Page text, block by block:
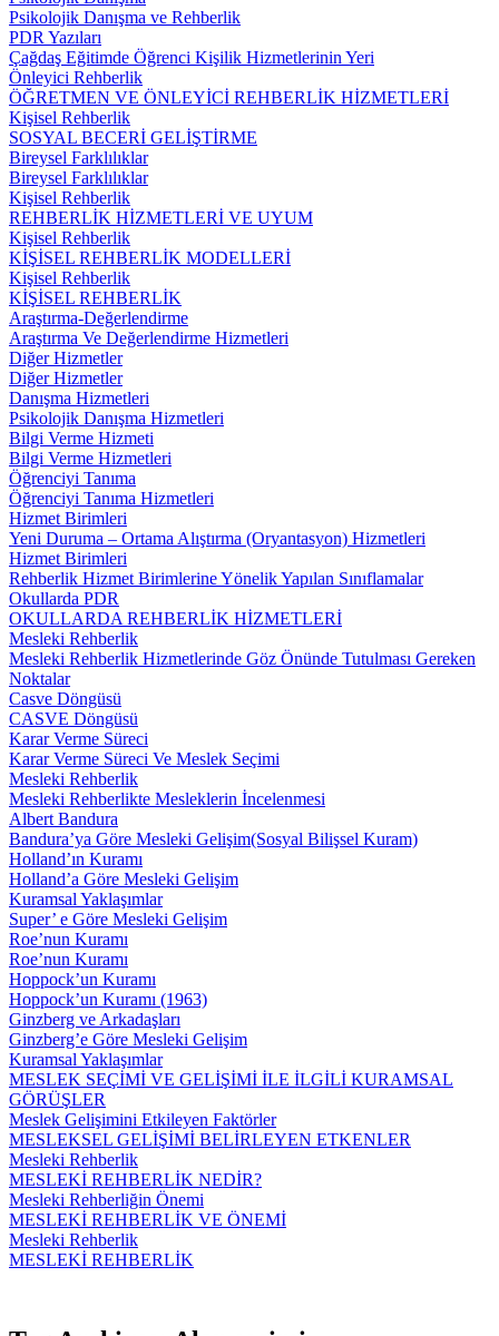
Psikolojik Danışma ve Rehberlik
PDR Yazıları
Çağdaş Eğitimde Öğrenci Kişilik Hizmetlerinin Yeri
Önleyici Rehberlik
ÖĞRETMEN VE ÖNLEYİCİ REHBERLİK HİZMETLERİ
Kişisel Rehberlik
SOSYAL BECERİ GELİŞTİRME
Bireysel Farklılıklar
Bireysel Farklılıklar
Kişisel Rehberlik
REHBERLİK HİZMETLERİ VE UYUM
Kişisel Rehberlik
KİŞİSEL REHBERLİK MODELLERİ
Kişisel Rehberlik
KİŞİSEL REHBERLİK
Araştırma-Değerlendirme
Araştırma Ve Değerlendirme Hizmetleri
Diğer Hizmetler
Diğer Hizmetler
Danışma Hizmetleri
Psikolojik Danışma Hizmetleri
Bilgi Verme Hizmeti
Bilgi Verme Hizmetleri
Öğrenciyi Tanıma
Öğrenciyi Tanıma Hizmetleri
Hizmet Birimleri
Yeni Duruma – Ortama Alıştırma (Oryantasyon) Hizmetleri
Hizmet Birimleri
Rehberlik Hizmet Birimlerine Yönelik Yapılan Sınıflamalar
Okullarda PDR
OKULLARDA REHBERLİK HİZMETLERİ
Mesleki Rehberlik
Mesleki Rehberlik Hizmetlerinde Göz Önünde Tutulması Gereken
Noktalar
Casve Döngüsü
CASVE Döngüsü
Karar Verme Süreci
Karar Verme Süreci Ve Meslek Seçimi
Mesleki Rehberlik
Mesleki Rehberlikte Mesleklerin İncelenmesi
Albert Bandura
Bandura’ya Göre Mesleki Gelişim(Sosyal Bilişsel Kuram)
Holland’ın Kuramı
Holland’a Göre Mesleki Gelişim
Kuramsal Yaklaşımlar
Super’ e Göre Mesleki Gelişim
Roe’nun Kuramı
Roe’nun Kuramı
Hoppock’un Kuramı
Hoppock’un Kuramı (1963)
Ginzberg ve Arkadaşları
Ginzberg’e Göre Mesleki Gelişim
Kuramsal Yaklaşımlar
MESLEK SEÇİMİ VE GELİŞİMİ İLE İLGİLİ KURAMSAL
GÖRÜŞLER
Meslek Gelişimini Etkileyen Faktörler
MESLEKSEL GELİŞİMİ BELİRLEYEN ETKENLER
Mesleki Rehberlik
MESLEKİ REHBERLİK NEDİR?
Mesleki Rehberliğin Önemi
MESLEKİ REHBERLİK VE ÖNEMİ
Mesleki Rehberlik
MESLEKİ REHBERLİK